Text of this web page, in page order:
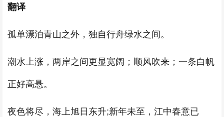
翻译
孤单漂泊青山之外，独自行舟绿水之间。
潮水上涨，两岸之间更显宽阔；顺风吹来；一条白帆
正好高悬。
夜色将尽，海上旭日东升;新年未至，江中春意已